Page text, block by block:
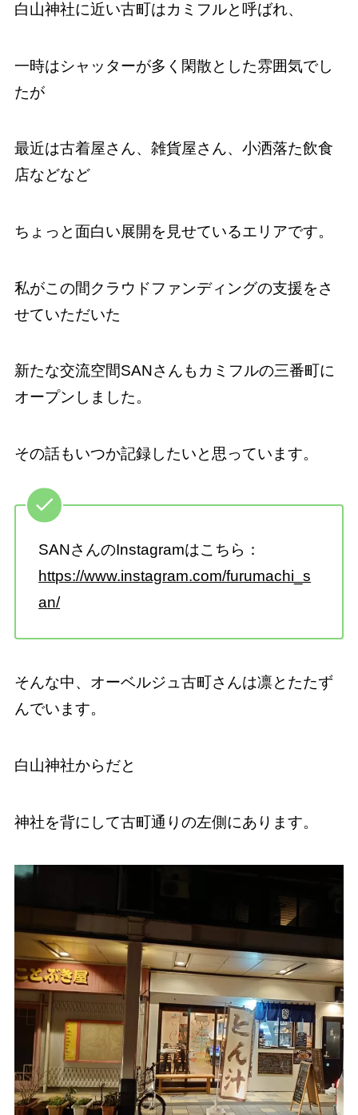
白山神社に近い古町はカミフルと呼ばれ、
一時はシャッターが多く閑散とした雰囲気でし
たが
最近は古着屋さん、雑貨屋さん、小洒落た飲食
店などなど
ちょっと面白い展開を見せているエリアです。
私がこの間クラウドファンディングの支援をさ
せていただいた
新たな交流空間SANさんもカミフルの三番町に
オープンしました。
その話もいつか記録したいと思っています。
SANさんのInstagramはこちら：
https://www.instagram.com/furumachi_s
an/
そんな中、オーベルジュ古町さんは凛とたたず
んでいます。
白山神社からだと
神社を背にして古町通りの左側にあります。